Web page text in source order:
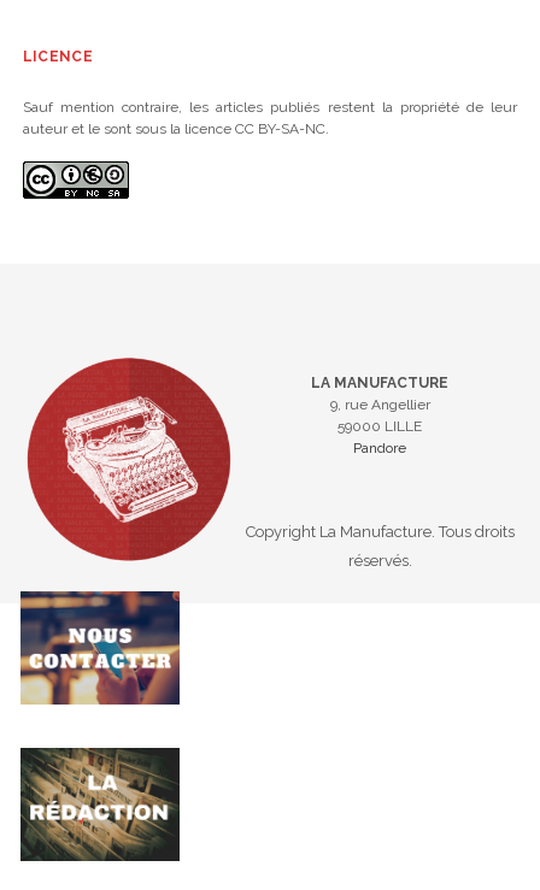
LICENCE
Sauf mention contraire, les articles publiés restent la propriété de leur
auteur et le sont sous la licence CC BY-SA-NC.
LA MANUFACTURE
9, rue Angellier
59000 LILLE
Pandore
Copyright La Manufacture. Tous droits
réservés.